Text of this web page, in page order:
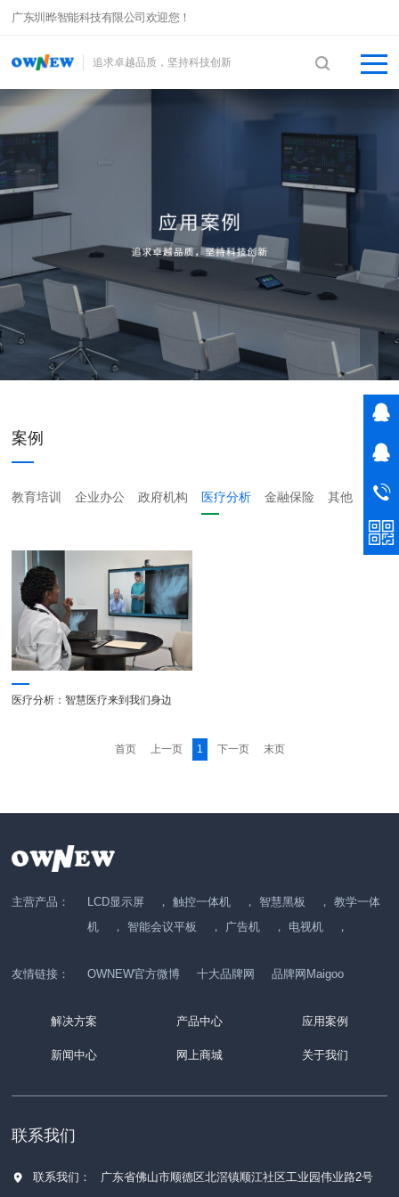
广东圳晔智能科技有限公司欢迎您！
追求卓越品质，坚持科技创新
案例
教育培训 企业办公 政府机构 医疗分析 金融保险 其他
医疗分析：智慧医疗来到我们身边
首页 上一页 1 下一页 末页
主营产品： LCD显示屏 ，触控一体机 ， 智慧黑板 ，教学一体
机
， 智能会议平板 ， 广告机 ， 电视机 ，
友情链接： OWNEW官方微博 十大品牌网 品牌网Maigoo
解决方案 产品中心 应用案例
新闻中心 网上商城 关于我们
联系我们
联系我们：
广东省佛山市顺德区北滘镇顺江社区工业园伟业路2号